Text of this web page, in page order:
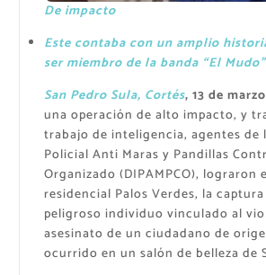
De impacto
Este contaba con un amplio
ser miembro de la banda “El Mudo”
San Pedro Sula, Cortés, 13 de
una operación de alto impacto, y
trabajo de inteligencia, agentes de
Policial Anti Maras y Pandillas
Organizado (DIPAMPCO), lograron
residencial Palos Verdes, la
peligroso individuo vinculado al
asesinato de un ciudadano de
ocurrido en un salón de belleza de